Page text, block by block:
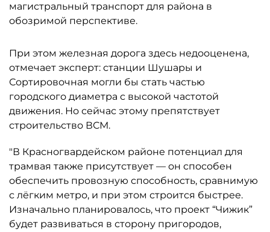
магистральный транспорт для района в
обозримой перспективе.
При этом железная дорога здесь недооценена,
отмечает эксперт: станции Шушары и
Сортировочная могли бы стать частью
городского диаметра с высокой частотой
движения. Но сейчас этому препятствует
строительство ВСМ.
"В Красногвардейском районе потенциал для
трамвая также присутствует — он способен
обеспечить провозную способность, сравнимую
с лёгким метро, и при этом строится быстрее.
Изначально планировалось, что проект “Чижик”
будет развиваться в сторону пригородов,